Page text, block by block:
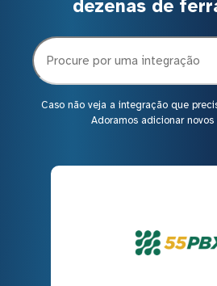
dezenas de
Caso não veja a integração que
Adoramos adicionar novos